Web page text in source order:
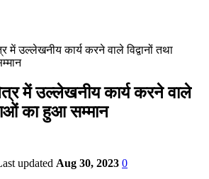
में उल्लेखनीय कार्य करने वाले विद्वानों तथा
में उल्लेखनीय कार्य करने वाले
का हुआ सम्मान
updated Aug 30, 2023 0